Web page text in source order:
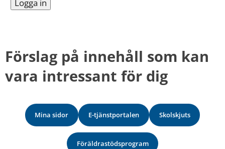
Förslag på innehåll som kan
vara intressant för dig
Mina sidor E-tjänstportalen Skolskjuts
Föräldrastödsprogram
sidan